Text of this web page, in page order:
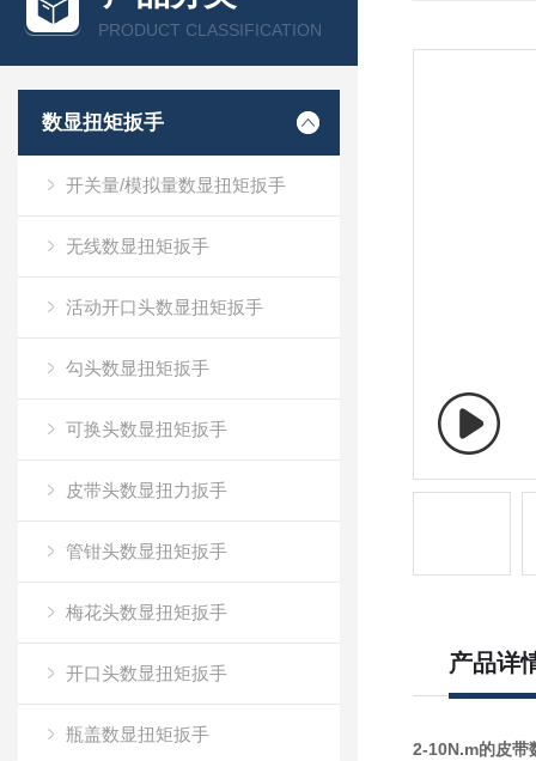
PRODUCT CLASSIFICATION
数显扭矩扳手
开关量/模拟量数显扭矩扳手
无线数显扭矩扳手
活动开口头数显扭矩扳手
勾头数显扭矩扳手
可换头数显扭矩扳手
皮带头数显扭力扳手
管钳头数显扭矩扳手
梅花头数显扭矩扳手
开口头数显扭矩扳手
瓶盖数显扭矩扳手
产品详
2-10N.m的皮带